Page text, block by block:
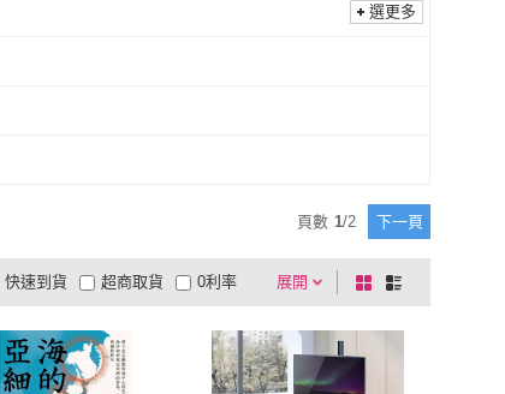
選更多
頁數 1/2 下一頁
展開
有影片
電視購物
快速到貨 超商取貨 0利率
超商付款
1 及以上
棋
盤
式
列